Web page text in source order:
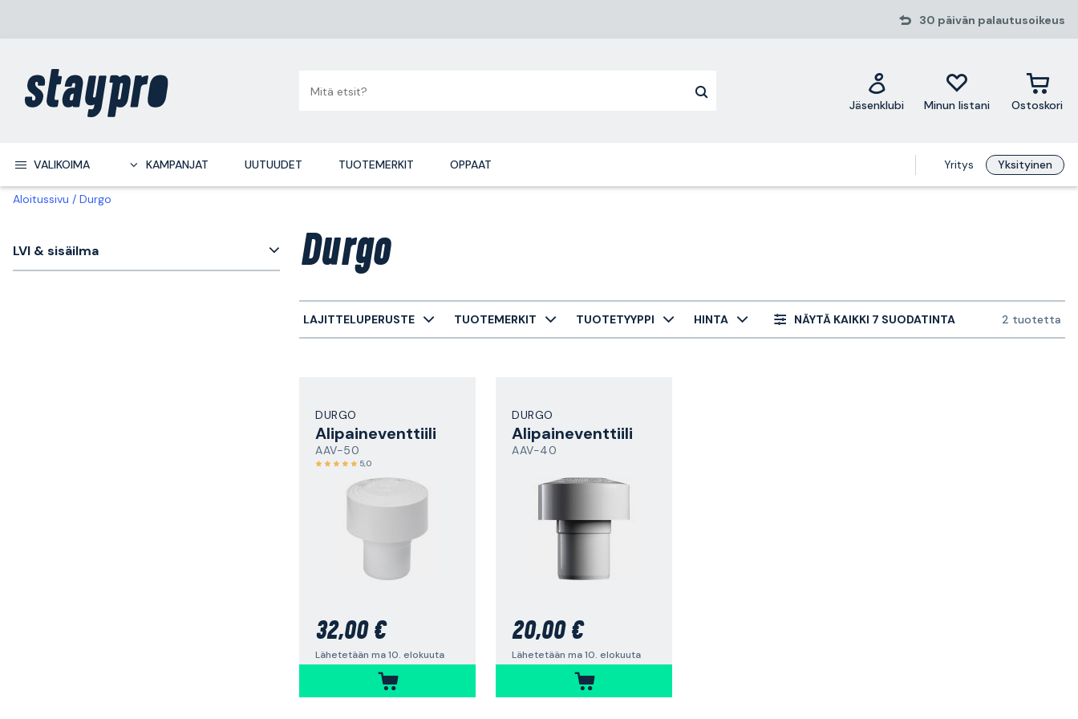
30 päivän palautusoikeus
Jäsenklubi Minun listani Ostoskori
VALIKOIMA KAMPANJAT UUTUUDET TUOTEMERKIT OPPAAT Yritys Yksityinen
Aloitussivu Durgo
LVI & sisäilma Durgo
LAJITTELUPERUSTE TUOTEMERKIT TUOTETYYPPI HINTA NÄYTÄ KAIKKI 7 SUODATINTA 2 tuotetta
DURGO
Alipaineventtiili
AAV-50
5,0
32,00 €
Lähetetään ma 10. elokuuta
DURGO
Alipaineventtiili
AAV-40
20,00 €
Lähetetään ma 10. elokuuta